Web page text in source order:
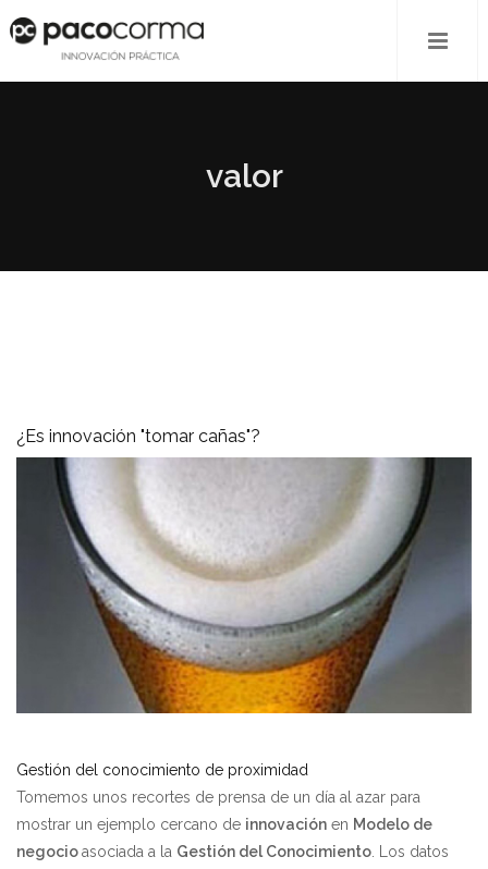
valor
¿Es innovación "tomar cañas"?
Gestión del conocimiento de proximidad
Tomemos unos recortes de prensa de un día al azar para
mostrar un ejemplo cercano de innovación en Modelo de
negocioasociada a la Gestión del Conocimiento . Los datos